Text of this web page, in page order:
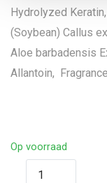
Hydrolyzed
(Soybean) Callus
Aloe barbadensis
Allantoin,
Op voorraad